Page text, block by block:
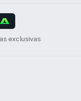
exclusivas